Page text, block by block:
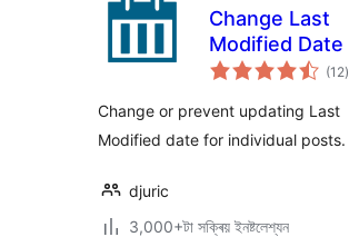
Change Last
Modified Date
(12টা
মুঠ)
Change or prevent updating Last
Modified date for individual posts.
djuric
3,000+টা সক্ৰিয় ইনষ্টলেশ্যন